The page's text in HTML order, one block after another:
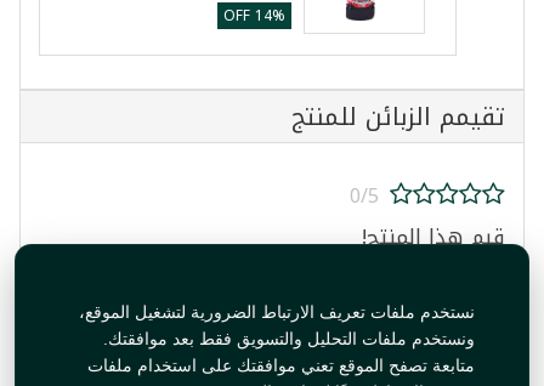
نستخدم ملفات تعريف الارتباط الضرورية لتشغيل الموقع،
ونستخدم ملفات التحليل والتسويق فقط بعد موافقتك.
متابعة تصفح الموقع تعني موافقتك على استخدام ملفات
14% OFF
تقيمم الزبائن للمنتج
0/5
قيم هذا المنتج!